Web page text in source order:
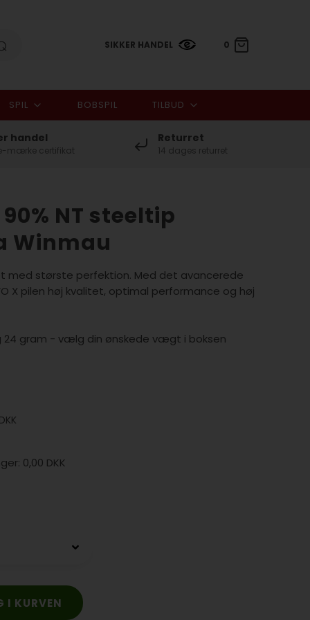
SIKKER HANDEL 0
0,00 DKK
SPIL BOBSPIL TILBUD
handel
mærke certifikat
Returret
14 dages returret
90% NT steeltip
Winmau
med største perfektion. Med det avancerede
X pilen høj kvalitet, optimal performance og høj
24 gram - vælg din ønskede vægt i boksen
0,00 DKK